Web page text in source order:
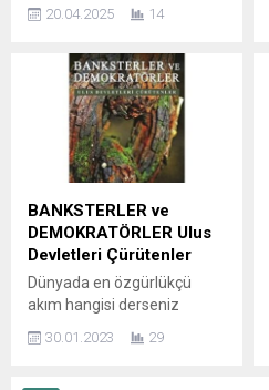
marka etkinliklerinden olan
Gençlik Tiyatroları Festivali,
düzenlenen gösteri ve
atölye çalışmalarıyla sona
erdi. Bursa Büyükşehir
Belediyesi adına Bursa
Kültür Sanat ve Turizm
Vakfı (BKSTV) tarafından
Uluslararası Çocuk ve
Gençlik Tiyatroları Birliği’nin
(ASSİTEJ) sanatsal desteği
ile düzenlenen festival,...
20.04.2025 14
BANKSTERLER ve
DEMOKRATÖRLER Ulus
Devletleri Çürütenler
Dünyada en özgürlükçü
akım hangisi derseniz
cevabını alırsınız. Ben
30.01.2023 29